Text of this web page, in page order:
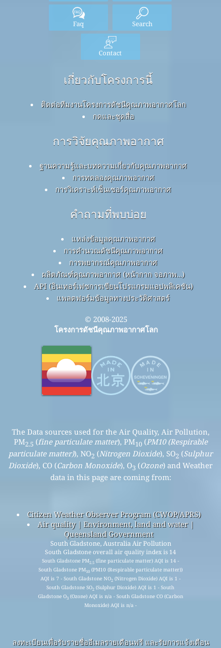
Faq Search
Contact
เกี่ยวกับโครงการนี้
ติดต่อทีมงานโครงการดัชนีคุณภาพอากาศโลก
กดและชุดสื่อ
การวิจัยคุณภาพอากาศ
ฐานความรู้และบทความเกี่ยวกับคุณภาพอากาศ
การทดลองคุณภาพอากาศ
การวิเคราะห์เซ็นเซอร์คุณภาพอากาศ
คำถามที่พบบ่อย
แหล่งข้อมูลคุณภาพอากาศ
การคำนวณดัชนีคุณภาพอากาศ
การพยากรณ์คุณภาพอากาศ
ผลิตภัณฑ์คุณภาพอากาศ (หน้ากาก จอภาพ…)
API (อินเทอร์เฟซการเขียนโปรแกรมแอปพลิเคชัน)
แพลตฟอร์มข้อมูลทางประวัติศาสตร์
© 2008-2025
โครงการดัชนีคุณภาพอากาศโลก
The Data sources used for the Air Quality, Air Pollution,
PM2.5 (fine particulate matter), PM10(PM10 (Respirable
particulate matter)), NO2 (Nitrogen Dioxide), SO2 (Sulphur
Dioxide), CO (Carbon Monoxide), O3 (Ozone) and Weather
data in this page are coming from:
Citizen Weather Observer Program (CWOP/APRS)
Air quality | Environment, land and water |
Queensland Government
South Gladstone, Australia Air Pollution
South Gladstone overall air quality index is 14
South Gladstone PM2.5(fine particulate matter) AQI is 14 -
South Gladstone PM10(PM10 (Respirable particulate matter))
AQI is 7 - South Gladstone NO2(Nitrogen Dioxide) AQI is 1 -
South Gladstone SO2 (Sulphur Dioxide) AQI is 1 - South
Gladstone O3(Ozone) AQI is n/a - South Gladstone CO (Carbon
Monoxide) AQI is n/a -
ลงทะเบียนเพื่อรับรายชื่ออีเมลรายเดือนฟรี และรับการแจ้งเตือน